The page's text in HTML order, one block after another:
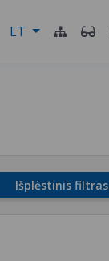
LT
Išplėstinis filtras